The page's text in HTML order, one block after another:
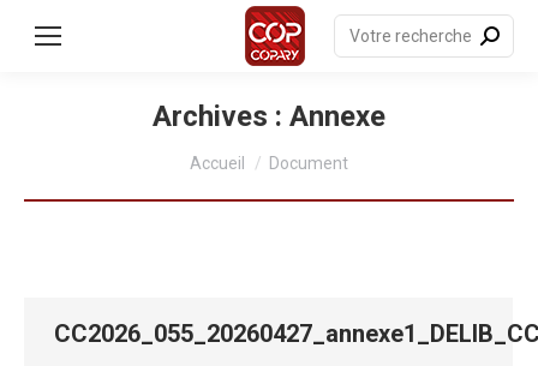
principal
Recherche
:
Archives : Annexe
Accueil Document